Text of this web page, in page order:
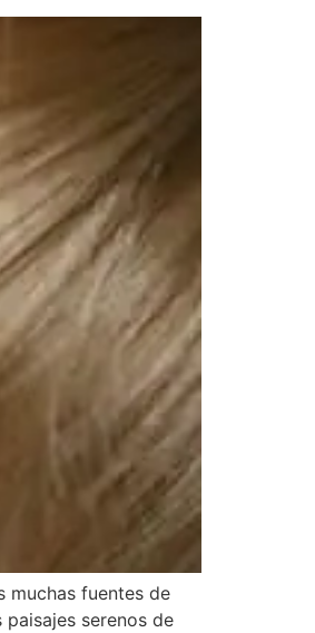
muchas fuentes de
serenos de